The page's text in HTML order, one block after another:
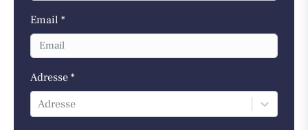
Email *
Adresse *
Adresse